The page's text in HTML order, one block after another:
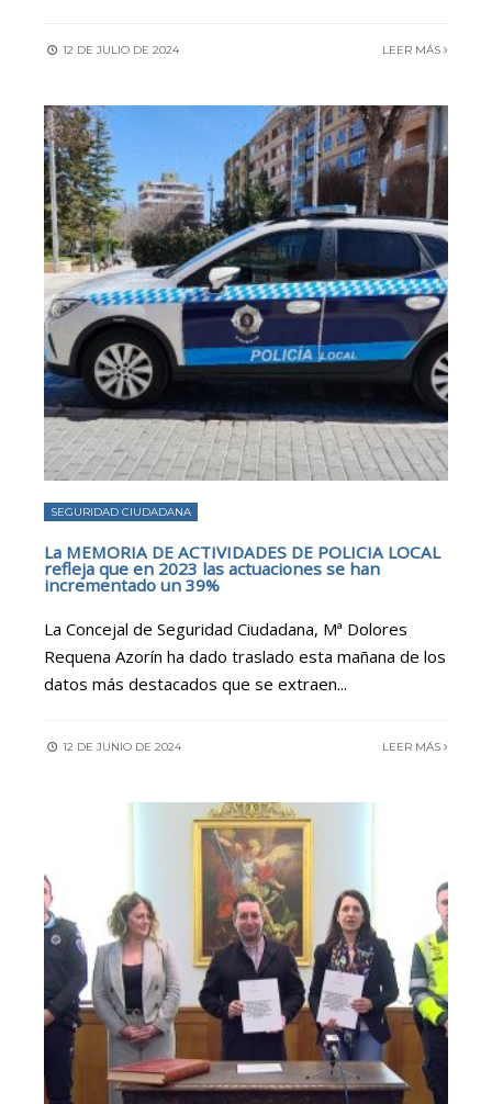
12 DE JULIO DE 2024 LEER MÁS
SEGURIDAD CIUDADANA
La MEMORIA DE ACTIVIDADES DE POLICIA LOCAL
refleja que en 2023 las actuaciones se han
incrementado un 39%
La Concejal de Seguridad Ciudadana, Mª Dolores
Requena Azorín ha dado traslado esta mañana de los
datos más destacados que se extraen...
12 DE JUNIO DE 2024 LEER MÁS